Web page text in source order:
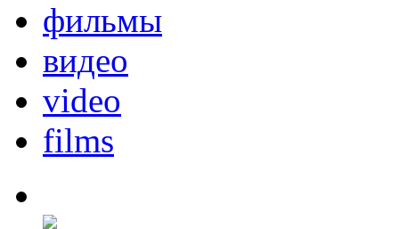
фильмы
видео
video
films